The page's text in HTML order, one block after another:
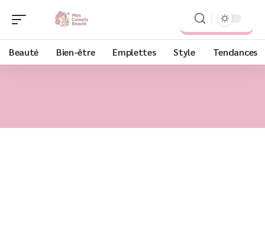
Beauté Bien-être Emplettes Style Tendances